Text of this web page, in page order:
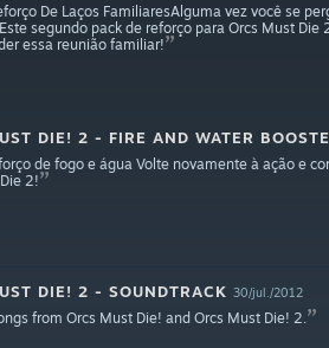
De Laços FamiliaresAlguma vez você se
segundo pack de reforço para Orcs Must
essa reunião familiar!
DIE! 2 - FIRE AND WATER
de fogo e água Volte novamente à ação e
2!
DIE! 2 - SOUNDTRACK 30/jul./2012
from Orcs Must Die! and Orcs Must Die! 2.